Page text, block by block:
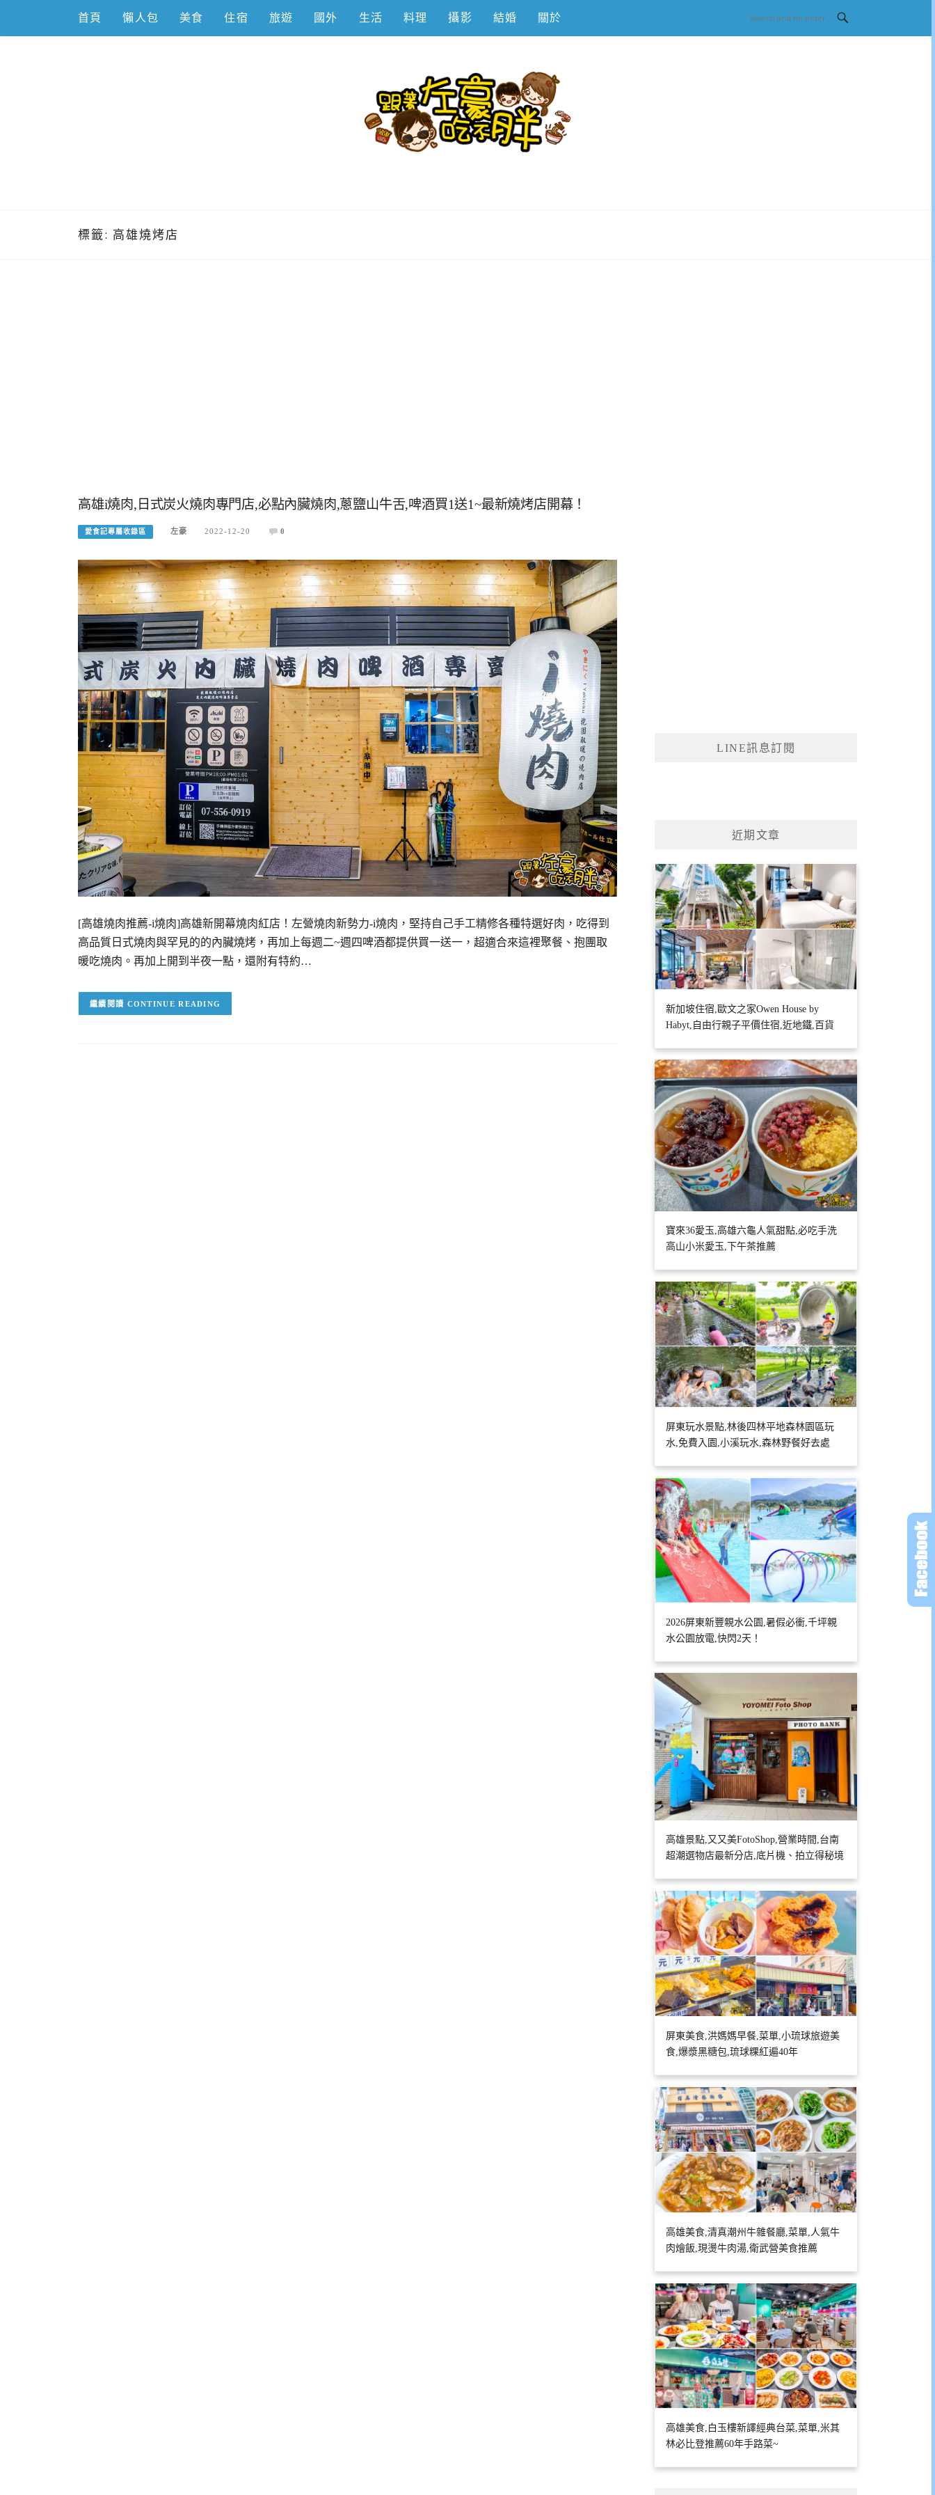
content
首頁 懶人包 美食 住宿 旅遊 國外 生活 料理 攝影 結婚 關於
標籤: 高雄燒烤店
高雄i燒肉,日式炭火燒肉專門店,必點內臟燒肉,蔥鹽山牛舌,啤酒買1送1~最新燒烤店開幕！
愛食記專屬收錄區 左豪 2022-12-20 0
[高雄燒肉推薦-i燒肉]高雄新開幕燒肉紅店！左營燒肉新勢力-i燒肉，堅持自己手工精修各種特選好肉，吃得到
高品質日式燒肉與罕見的的內臟燒烤，再加上每週二~週四啤酒都提供買一送一，超適合來這裡聚餐、抱團取
暖吃燒肉。再加上開到半夜一點，還附有特約…
CONTINUE READING
LINE訊息訂閱
近期文章
新加坡住宿,歐文之家Owen House by
Habyt,自由行親子平價住宿,近地鐵,百貨
寶來36愛玉,高雄六龜人氣甜點,必吃手洗
高山小米愛玉,下午茶推薦
屏東玩水景點,林後四林平地森林園區玩
水,免費入園,小溪玩水,森林野餐好去處
2026屏東新豐親水公園,暑假必衝,千坪親
水公園放電,快閃2天！
高雄景點,又又美FotoShop,營業時間,台南
超潮選物店最新分店,底片機、拍立得秘境
屏東美食,洪媽媽早餐,菜單,小琉球旅遊美
食,爆漿黑糖包,琉球粿紅遍40年
高雄美食,清真潮州牛雜餐廳,菜單,人氣牛
肉燴飯,現燙牛肉湯,衛武營美食推薦
高雄美食,白玉樓新譯經典台菜,菜單,米其
林必比登推薦60年手路菜~